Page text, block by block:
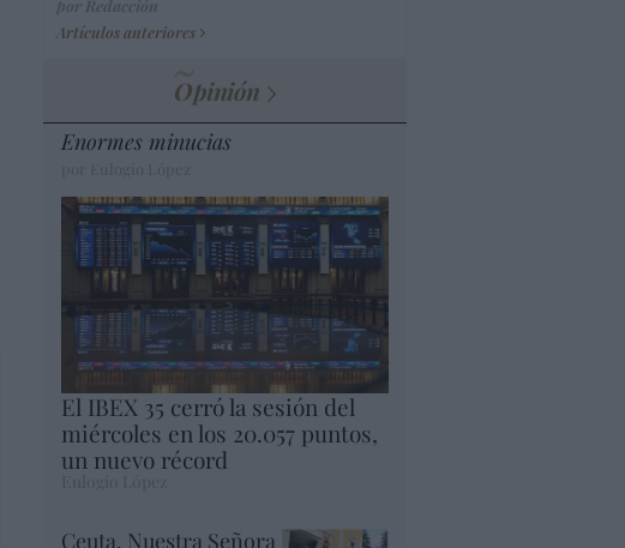
Artículos anteriores
Opinión
Enormes minucias
El IBEX 35 cerró la sesión del
miércoles en los 20.057 puntos,
un nuevo récord
Ceuta. Nuestra Señora